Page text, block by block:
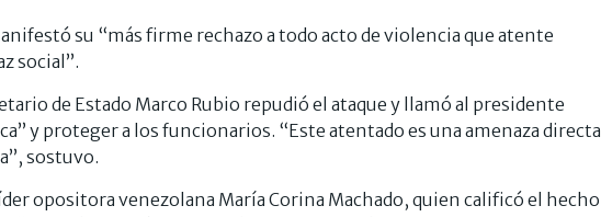
su “más firme rechazo a todo acto de violencia que atente
social”.
de Estado Marco Rubio repudió el ataque y llamó al presidente
y proteger a los funcionarios. “Este atentado es una amenaza directa
sostuvo.
opositora venezolana María Corina Machado, quien calificó el hecho